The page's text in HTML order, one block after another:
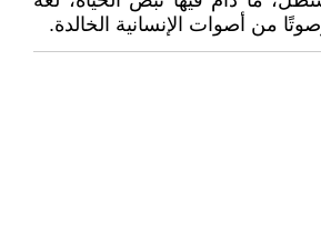
من أصوات الإنسانية الخالدة.